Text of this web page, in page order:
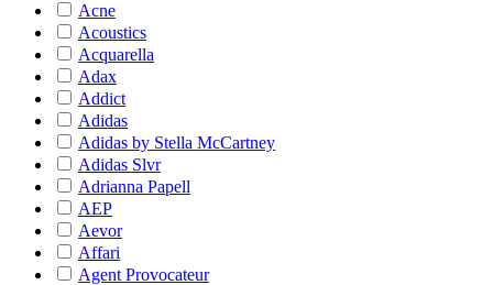
Acne
Acoustics
Acquarella
Adax
Addict
Adidas
Adidas by Stella McCartney
Adidas Slvr
Adrianna Papell
AEP
Aevor
Affari
Agent Provocateur